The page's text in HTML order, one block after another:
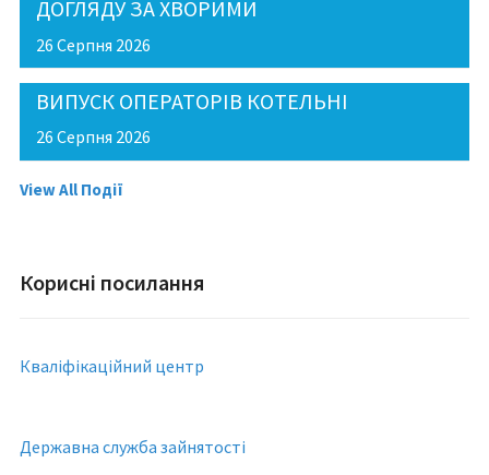
ДОГЛЯДУ ЗА ХВОРИМИ
26 Серпня 2026
ВИПУСК ОПЕРАТОРІВ КОТЕЛЬНІ
26 Серпня 2026
View All Події
Корисні посилання
Кваліфікаційний центр
Державна служба зайнятості